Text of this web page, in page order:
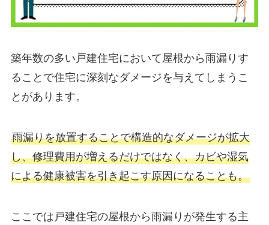
築年数の多い戸建住宅において屋根から雨漏りす
ることで住宅に深刻なダメージを与えてしまうこ
とがあります。
雨漏りを放置することで構造的なダメージが拡大
し、修理費用が増えるだけではなく、カビや湿気
による健康被害を引き起こす原因になることも。
ここでは戸建住宅の屋根から雨漏りが発生する主